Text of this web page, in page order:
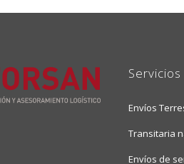
Servicios
Envíos
Transitaria
Envíos de